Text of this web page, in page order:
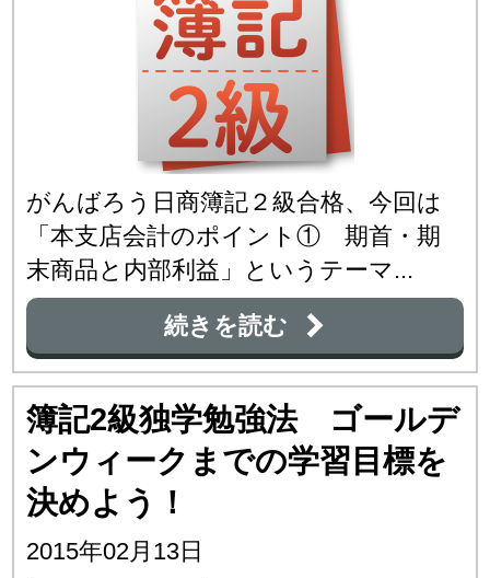
がんばろう日商簿記２級合格、今回は
「本支店会計のポイント① 期首・期
末商品と内部利益」というテーマ...
続きを読む
簿記2級独学勉強法 ゴールデ
ンウィークまでの学習目標を
決めよう！
2015年02月13日